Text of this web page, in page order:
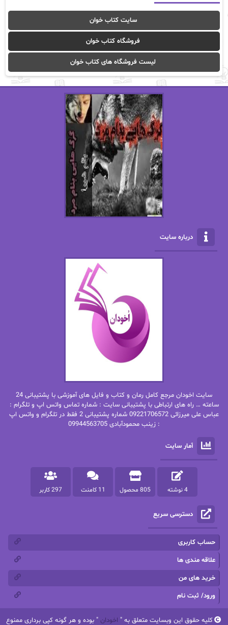
آوا موسوی آیدا (Aixi)
آیدا باقری آیسان صادقی
ا_اصغر زاده ا_اصغرزاده
اریک مورگنشترن از نیلوفر لاری
استل مسکم
اصغر زاده
اکرم محمدی
الف صاد
الکساندر دوما
الناز پاکپور‌
الناز محمدی
امیر فرهی
باران
بهار سلطانی
بهاره شیرازی
بهاره.م
بیتا فرخی
پاتریشیا ویلسون پرتو فرهمند
پرستو اسحقی
پرستو مهاجر
پرهام رسولی
پروانه قدیمی پروانه محمدی
پریسا شکور(طوفان خاموش)
پنلوپه وارد
تاران
ترنم.25
سایت کتاب خوان
فروشگاه کتاب خوان
لیست فروشگاه های کتاب خوان
درباره سایت
سایت اخودان مرجع کامل رمان و کتاب و فایل های آموزشی با پشتیبانی 24
ساعته … راه های ارتباطی با پشتیبانی سایت : شماره تماس واتس اپ و تلگرام :
عباس علی میرزائی 09221706572 شماره پشتیبانی 2 فقط در تلگرام و واتس اپ
: زینب محمودآبادی 09944563705
آمار سایت
4 نوشته 805 محصول 11 کامنت 297 کاربر
دسترسی سریع
حساب کاربری
علاقه مندی ها
خرید های من
ورود/ ثبت نام
کلیه حقوق این وبسایت متعلق به " اخودان " بوده و هر گونه کپی برداری ممنوع